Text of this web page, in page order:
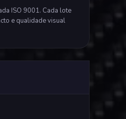
ISO 9001. Cada lote
e qualidade visual